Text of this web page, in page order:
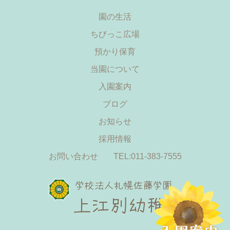
園の生活
ちびっこ広場
預かり保育
当園について
入園案内
ブログ
お知らせ
採用情報
お問い合わせ
TEL:011-383-7555